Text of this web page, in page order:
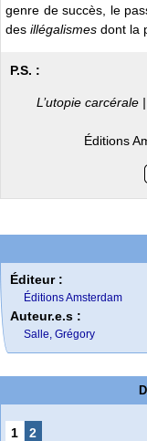
genre de succès, le
des illégalismes dont la
P.S. :
L’utopie carcérale
Éditions
Éditeur :
Éditions Amsterdam
Auteur.e.s :
Salle, Grégory
1 2